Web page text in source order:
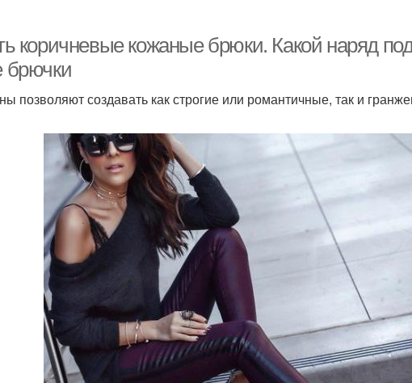
коричневые кожаные брюки. Какой наряд
брючки
позволяют создавать как строгие или романтичные, так и